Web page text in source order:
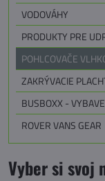
VODOVÁHY
PRODUKTY PRE
POHLCOVAČE
ZAKRÝVACIE
BUSBOXX -
ROVER VANS GEAR
Vyber si svoj